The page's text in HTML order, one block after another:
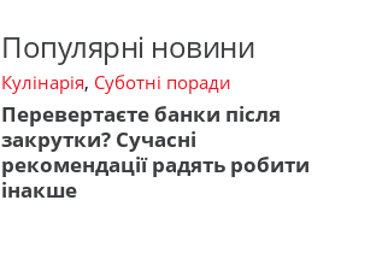
Популярні новини
Кулінарія, Суботні поради
Перевертаєте банки після
закрутки? Сучасні
рекомендації радять робити
інакше